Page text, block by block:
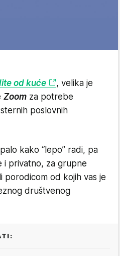
od kuće
, velika je
Zoom za potrebe
poslovnih
kako “lepo” radi, pa
i privatno, za grupne
porodicom od kojih vas je
društvenog